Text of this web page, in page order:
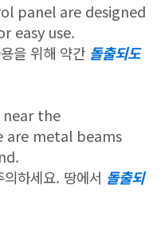
panel are designed
easy use.
을 위해 약간 돌출되도
near the
are metal beams
하세요. 땅에서 돌출되